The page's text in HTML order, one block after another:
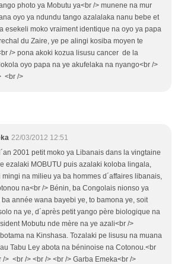
photo ya Mobutu ya<br /> munene na mur
oyo ya ndundu tango azalalaka nanu bebe et
esekeli moko vraiment identique na oyo ya papa
du Zaire, ye pe alingi kosiba moyen te
/> pona akoki kozua lisusu cancer de la
oyo papa na ye akufelaka na nyango<br />
<br />
22/03/2012 12:51
2001 petit moko ya Libanais dans la vingtaine
ezalaki MOBUTU puis azalaki koloba lingala,
na milieu ya ba hommes d´affaires libanais,
na<br /> Bénin, ba Congolais nionso ya
année wana bayebi ye, to bamona ye, soit
na ye, d´après petit yango père biologique na
Mobutu nde mère na ye azali<br />
na Kinshasa. Tozalaki pe lisusu na muana
Tabu Ley abota na béninoise na Cotonou.<br
/> <br /> <br /> <br /> Garba Emeka<br />